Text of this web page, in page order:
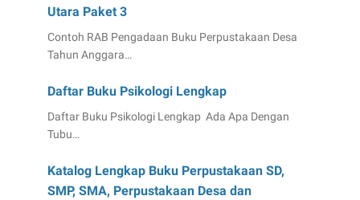
Utara Paket 3
Contoh RAB Pengadaan Buku Perpustakaan Desa
Tahun Anggara…
Daftar Buku Psikologi Lengkap
Daftar Buku Psikologi Lengkap Ada Apa Dengan
Tubu…
Katalog Lengkap Buku Perpustakaan SD,
SMP, SMA, Perpustakaan Desa dan